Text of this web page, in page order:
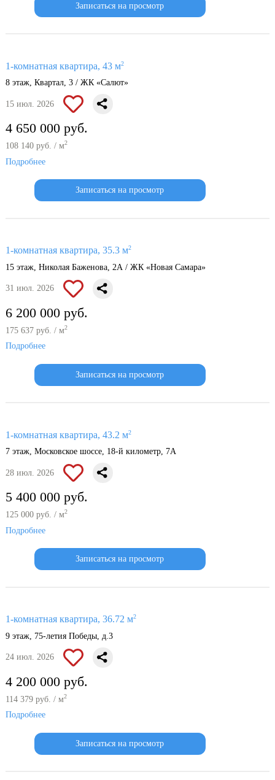
Записаться на просмотр
1-комнатная квартира, 43 м2
8 этаж, Квартал, 3 / ЖК «Салют»
15 июл. 2026
4 650 000 руб.
108 140 руб. / м2
Подробнее
Записаться на просмотр
1-комнатная квартира, 35.3 м2
15 этаж, Николая Баженова, 2А / ЖК «Новая Самара»
31 июл. 2026
6 200 000 руб.
175 637 руб. / м2
Подробнее
Записаться на просмотр
1-комнатная квартира, 43.2 м2
7 этаж, Московское шоссе, 18-й километр, 7А
28 июл. 2026
5 400 000 руб.
125 000 руб. / м2
Подробнее
Записаться на просмотр
1-комнатная квартира, 36.72 м2
9 этаж, 75-летия Победы, д.3
24 июл. 2026
4 200 000 руб.
114 379 руб. / м2
Подробнее
Записаться на просмотр